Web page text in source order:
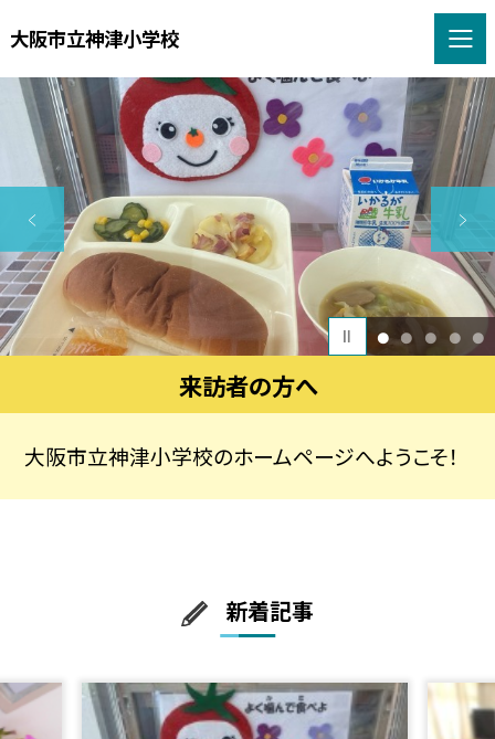
大阪市立神津小学校
1 2 3 4 5
来訪者の方へ
大阪市立神津小学校のホームページへようこそ！
新着記事